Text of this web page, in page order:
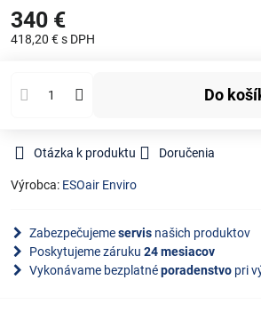
340 €
418,20 €s DPH
Do
Otázka k produktu Doručenia
Výrobca: ESOair Enviro
Zabezpečujemeservis našich produktov
Poskytujeme záruku 24 mesiacov
Vykonávame bezplatnéporadenstvo pri